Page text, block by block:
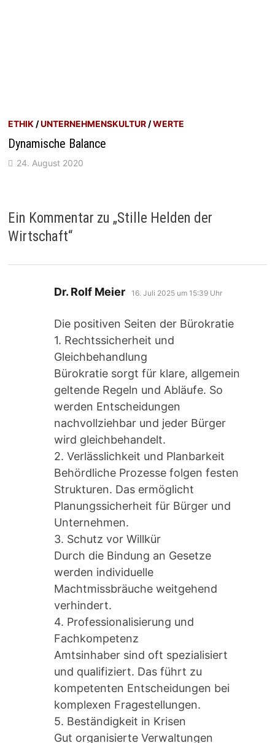
ETHIK /UNTERNEHMENSKULTUR /WERTE
Dynamische Balance
24. August 2020
Ein Kommentar zu „Stille Helden der
Wirtschaft“
Dr. Rolf Meier sagt:
16. Juli 2025 um 15:39 Uhr
Die positiven Seiten der Bürokratie
1. Rechtssicherheit und
Gleichbehandlung
Bürokratie sorgt für klare, allgemein
geltende Regeln und Abläufe. So
werden Entscheidungen
nachvollziehbar und jeder Bürger
wird gleichbehandelt.
2. Verlässlichkeit und Planbarkeit
Behördliche Prozesse folgen festen
Strukturen. Das ermöglicht
Planungssicherheit für Bürger und
Unternehmen.
3. Schutz vor Willkür
Durch die Bindung an Gesetze
werden individuelle
Machtmissbräuche weitgehend
verhindert.
4. Professionalisierung und
Fachkompetenz
Amtsinhaber sind oft spezialisiert
und qualifiziert. Das führt zu
kompetenten Entscheidungen bei
komplexen Fragestellungen.
5. Beständigkeit in Krisen
Gut organisierte Verwaltungen